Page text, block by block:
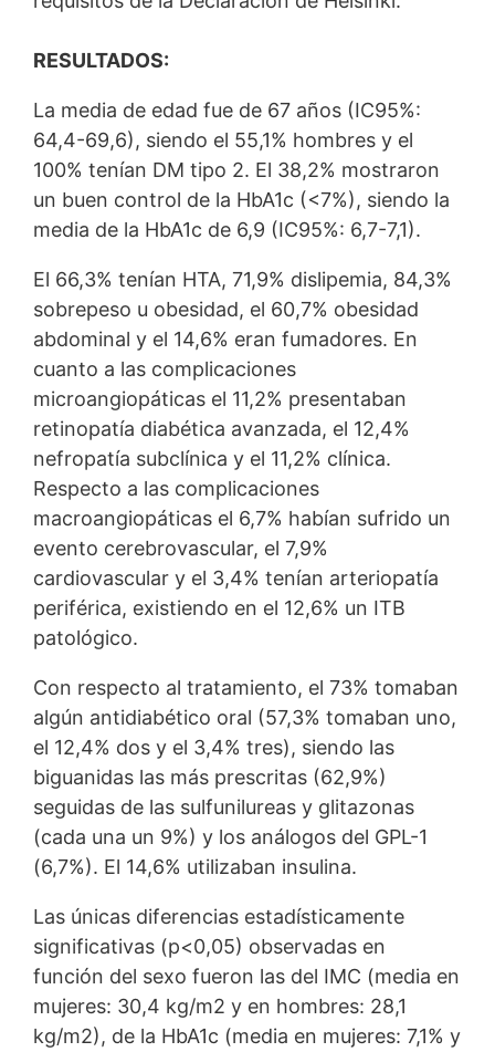
RESULTADOS:
La media de edad fue de 67 años (IC95%:
64,4-69,6), siendo el 55,1% hombres y el
100% tenían DM tipo 2. El 38,2% mostraron
un buen control de la HbA1c (<7%), siendo la
media de la HbA1c de 6,9 (IC95%: 6,7-7,1).
El 66,3% tenían HTA, 71,9% dislipemia, 84,3%
sobrepeso u obesidad, el 60,7% obesidad
abdominal y el 14,6% eran fumadores. En
cuanto a las complicaciones
microangiopáticas el 11,2% presentaban
retinopatía diabética avanzada, el 12,4%
nefropatía subclínica y el 11,2% clínica.
Respecto a las complicaciones
macroangiopáticas el 6,7% habían sufrido un
evento cerebrovascular, el 7,9%
cardiovascular y el 3,4% tenían arteriopatía
periférica, existiendo en el 12,6% un ITB
patológico.
Con respecto al tratamiento, el 73% tomaban
algún antidiabético oral (57,3% tomaban uno,
el 12,4% dos y el 3,4% tres), siendo las
biguanidas las más prescritas (62,9%)
seguidas de las sulfunilureas y glitazonas
(cada una un 9%) y los análogos del GPL-1
(6,7%). El 14,6% utilizaban insulina.
Las únicas diferencias estadísticamente
significativas (p<0,05) observadas en
función del sexo fueron las del IMC (media en
mujeres: 30,4 kg/m2 y en hombres: 28,1
kg/m2), de la HbA1c (media en mujeres: 7,1% y